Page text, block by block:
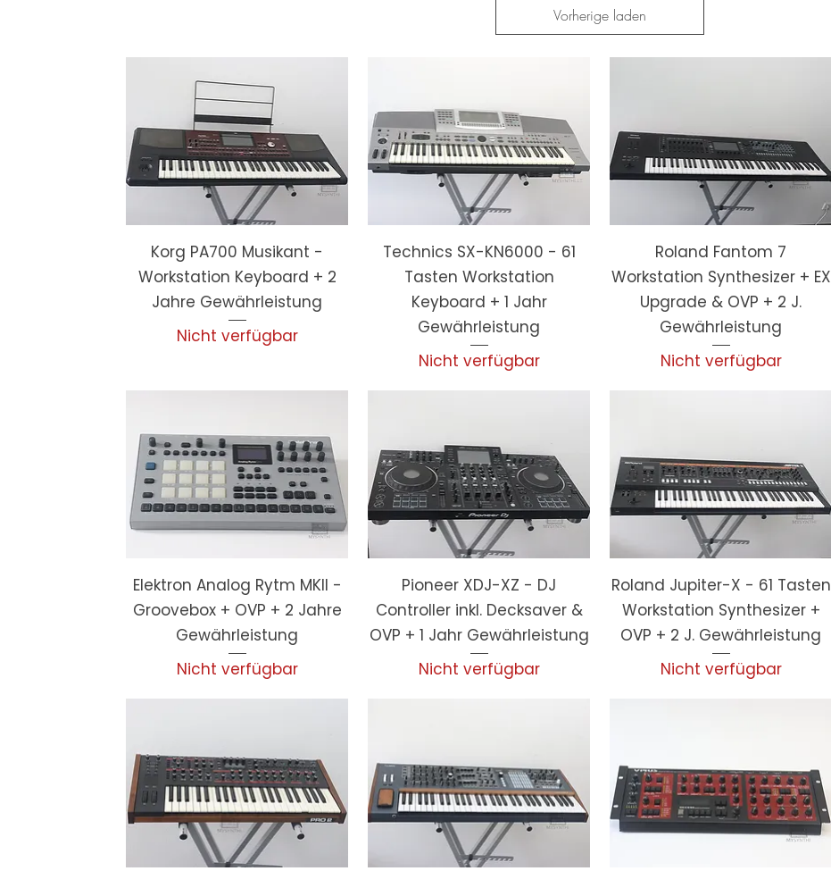
Vorherige laden
Korg PA700 Musikant -
Workstation Keyboard + 2
Jahre Gewährleistung
Nicht verfügbar
Technics SX-KN6000 - 61
Tasten Workstation
Keyboard + 1 Jahr
Gewährleistung
Nicht verfügbar
Roland Fantom 7
Workstation Synthesizer + EX
Upgrade & OVP + 2 J.
Gewährleistung
Nicht verfügbar
Elektron Analog Rytm MKII -
Groovebox + OVP + 2 Jahre
Gewährleistung
Nicht verfügbar
Pioneer XDJ-XZ - DJ
Controller inkl. Decksaver &
OVP + 1 Jahr Gewährleistung
Nicht verfügbar
Roland Jupiter-X - 61 Tasten
Workstation Synthesizer +
OVP + 2 J. Gewährleistung
Nicht verfügbar